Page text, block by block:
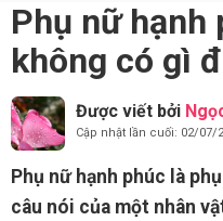
Phụ nữ hạnh
không có gì
Được viết bởi
Cập nhật lần cuối: 02/07/
Phụ nữ hạnh phúc là
câu nói của một nhân